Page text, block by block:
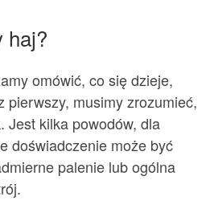
haj?
omówić, co się dzieje,
pierwszy, musimy zrozumieć,
Jest kilka powodów, dla
doświadczenie może być
palenie lub ogólna